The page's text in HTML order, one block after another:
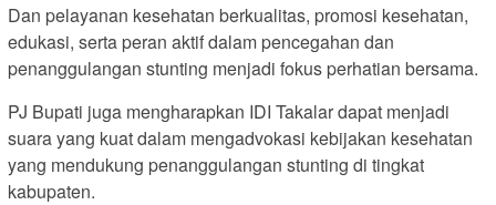
Dan pelayanan kesehatan berkualitas, promosi kesehatan,
edukasi, serta peran aktif dalam pencegahan dan
penanggulangan stunting menjadi fokus perhatian bersama.
PJ Bupati juga mengharapkan IDI Takalar dapat menjadi
suara yang kuat dalam mengadvokasi kebijakan kesehatan
yang mendukung penanggulangan stunting di tingkat
kabupaten.